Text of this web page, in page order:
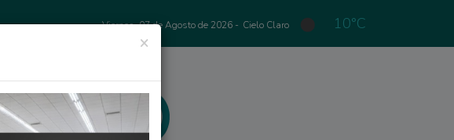
Viernes, 07 de Agosto de 2026 - Cielo Claro 10°C
×